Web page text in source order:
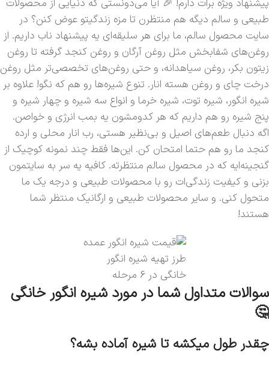
پیشنهاد ویژه برات دارم! 🎉 آیا می‌دونستی که دنیایی از محصولات
طبیعی و سالم دیگه هم منتظرن تا مزه زندگیتو عوض کنن؟ در
سایت محصول سالم، ما برای هر سلیقه‌ای یه پیشنهاد ناب داریم. از
روغن‌های شفابخش مثل روغن آرگان و روغن کنجد گرفته تا روغن
زیتون بکر، روغن سیاهدانه، و حتی روغن‌های تخصصی‌تر مثل روغن
درخت چای و روغن هسته انار. تنوع شیره‌ها رو هم که نگو! علاوه بر
شیره انگور، شیره توت، شیره خرما و انواع سه شیره و چهار شیره و
پنج شیره رو هم داریم که هر کدومشون یه بمب انرژی و خواصن.
اگه دنبال طعم‌های اصیل و بی‌نظیر هستی، رب انار محلی و ارده
کنجد ما رو هم حتما امتحان کن. این‌ها فقط چند نمونه کوچیک از
گنجینه‌ایه که در محصول سالم منتظرته. کافیه یه سر به سایتمون
بزنی و کیفیت زندگی‌ات رو با محصولات طبیعی و درجه یک ما
متحول کنی. و سایر محصولات طبیعی و ارگانیک منتظر شما
هستند!
طرز تهیه شیره انگور
خانگی در 6 مرحله
سوالات متداول شما در مورد شیره انگور خانگی
🤔
چقدر طول میکشه تا شیره آماده بشه؟